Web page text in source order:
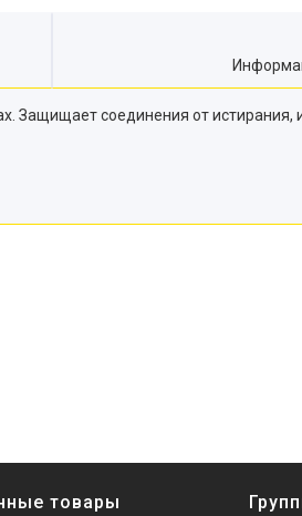
Защищает соединения от истирания,
товары